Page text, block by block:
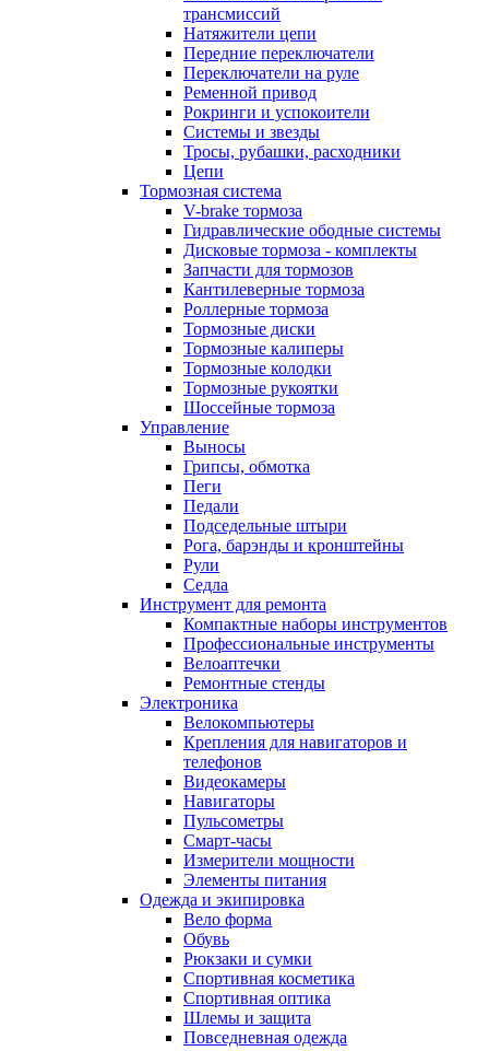
трансмиссий
Натяжители цепи
Передние переключатели
Переключатели на руле
Ременной привод
Рокринги и успокоители
Системы и звезды
Тросы, рубашки, расходники
Цепи
Тормозная система
V-brake тормоза
Гидравлические ободные системы
Дисковые тормоза - комплекты
Запчасти для тормозов
Кантилеверные тормоза
Роллерные тормоза
Тормозные диски
Тормозные калиперы
Тормозные колодки
Тормозные рукоятки
Шоссейные тормоза
Управление
Выносы
Грипсы, обмотка
Пеги
Педали
Подседельные штыри
Рога, барэнды и кронштейны
Рули
Седла
Инструмент для ремонта
Компактные наборы инструментов
Профессиональные инструменты
Велоаптечки
Ремонтные стенды
Электроника
Велокомпьютеры
Крепления для навигаторов и
телефонов
Видеокамеры
Навигаторы
Пульсометры
Смарт-часы
Измерители мощности
Элементы питания
Одежда и экипировка
Вело форма
Обувь
Рюкзаки и сумки
Спортивная косметика
Спортивная оптика
Шлемы и защита
Повседневная одежда